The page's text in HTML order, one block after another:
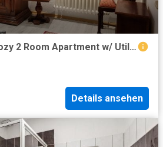
Cologne Weiden: Cozy 2 Room Apartment w/ Utilities Included – Perfect for Students & Professionals, Koln Amsterdam Apartments for Rent
Details ansehen